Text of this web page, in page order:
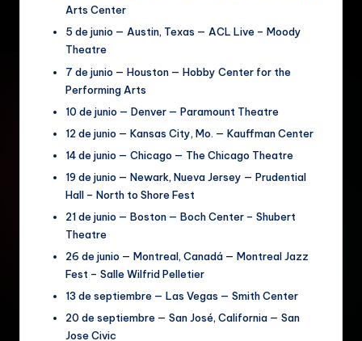
Arts Center
5 de junio — Austin, Texas — ACL Live – Moody
Theatre
7 de junio — Houston — Hobby Center for the
Performing Arts
10 de junio — Denver — Paramount Theatre
12 de junio — Kansas City, Mo. — Kauffman Center
14 de junio — Chicago — The Chicago Theatre
19 de junio — Newark, Nueva Jersey — Prudential
Hall – North to Shore Fest
21 de junio — Boston — Boch Center – Shubert
Theatre
26 de junio — Montreal, Canadá — Montreal Jazz
Fest – Salle Wilfrid Pelletier
13 de septiembre — Las Vegas — Smith Center
20 de septiembre — San José, California — San
Jose Civic